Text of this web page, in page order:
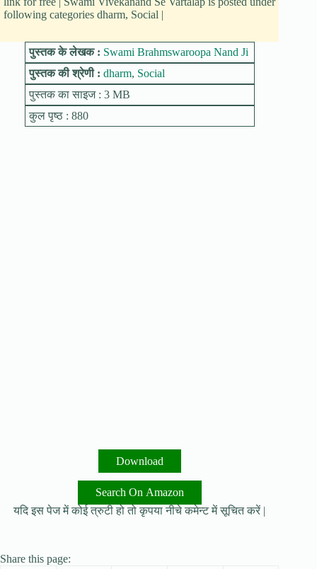
following categories dharm, Social |
पुस्तक के लेखक : Swami Brahmswaroopa Nand Ji
पुस्तक की श्रेणी : dharm, Social
पुस्तक का साइज : 3 MB
कुल पृष्ठ : 880
Download
Search On Amazon
यदि इस पेज में कोई त्रुटी हो तो कृपया नीचे कमेन्ट में सूचित करें |
Share this page: